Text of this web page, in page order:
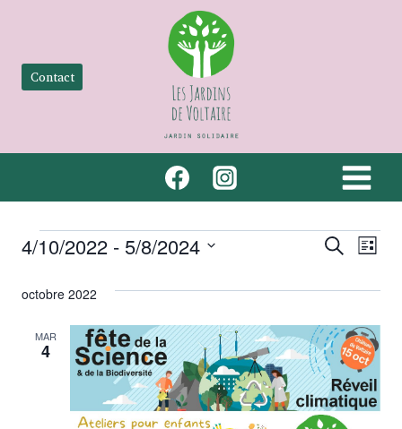
contenu
Contact
Évènements
et
de
vues
Recherche
de
Liste
4/10/2022 - 5/8/2024
une
octobre 2022
MAR
4